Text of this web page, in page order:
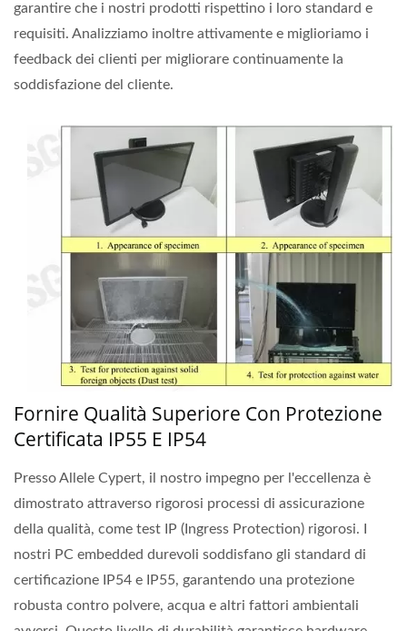
garantire che i nostri prodotti rispettino i loro standard e
requisiti. Analizziamo inoltre attivamente e miglioriamo i
feedback dei clienti per migliorare continuamente la
soddisfazione del cliente.
Fornire Qualità Superiore Con Protezione
Certificata IP55 E IP54
Presso Allele Cypert, il nostro impegno per l'eccellenza è
dimostrato attraverso rigorosi processi di assicurazione
della qualità, come test IP (Ingress Protection) rigorosi. I
nostri PC embedded durevoli soddisfano gli standard di
certificazione IP54 e IP55, garantendo una protezione
robusta contro polvere, acqua e altri fattori ambientali